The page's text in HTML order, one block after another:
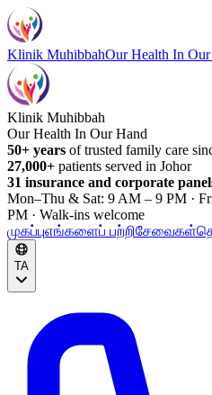
Klinik MuhibbahOur Health In
Klinik Muhibbah
Our Health In Our Hand
50+ years of trusted family care
27,000+ patients served in Johor
31 insurance and corporate
Mon–Thu & Sat: 9 AM – 9 PM ·
PM · Walk-ins welcome
முகப்புஎங்களைப் பற்றிசேவைகள்
TA